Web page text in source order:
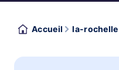
Accueil la-rochelle